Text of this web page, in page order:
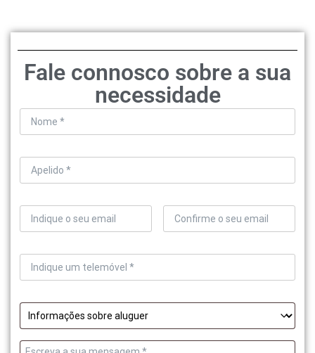
Fale connosco sobre a sua
necessidade